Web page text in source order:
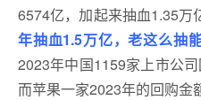
6574亿，加起来抽血1.35万
年抽血1.5万亿，老这么抽
2023年中国1159家上市公
而苹果一家2023年的回购金